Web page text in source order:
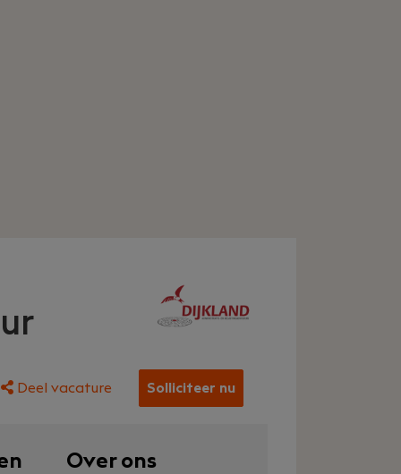
Deel vacature Solliciteer nu
Over ons